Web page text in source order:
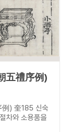
五禮序例)
) 奎185 신숙
차와 소용품을